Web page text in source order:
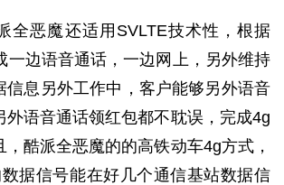
全恶魔还适用SVLTE技术性，根据
一边语音通话，一边网上，另外维持
信息另外工作中，客户能够另外语音
外语音通话领红包都不耽误，完成4g
酷派全恶魔的的高铁动车4g方式，
据信号能在好几个通信基站数据信